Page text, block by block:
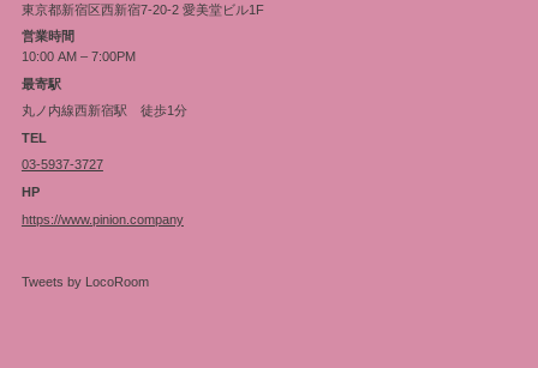
東京都新宿区西新宿7-20-2 愛美堂ビル1F
営業時間
10:00 AM – 7:00PM
最寄駅
丸ノ内線西新宿駅 徒歩1分
TEL
03-5937-3727
HP
https://www.pinion.company
Tweets by LocoRoom